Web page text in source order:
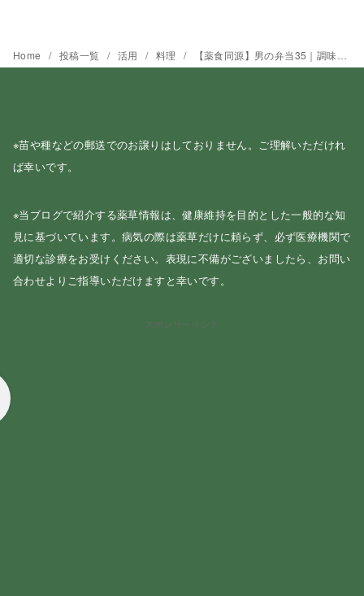
Home 投稿一覧 活用 料理 【薬食同源】男の弁当35｜調味料としての「酒」
※苗や種などの郵送でのお譲りはしておりません。ご理解いただけれ
ば幸いです。
※当ブログで紹介する薬草情報は、健康維持を目的とした一般的な知
見に基づいています。病気の際は薬草だけに頼らず、必ず医療機関で
適切な診療をお受けください。表現に不備がございましたら、お問い
合わせよりご指導いただけますと幸いです。
スポンサーリンク